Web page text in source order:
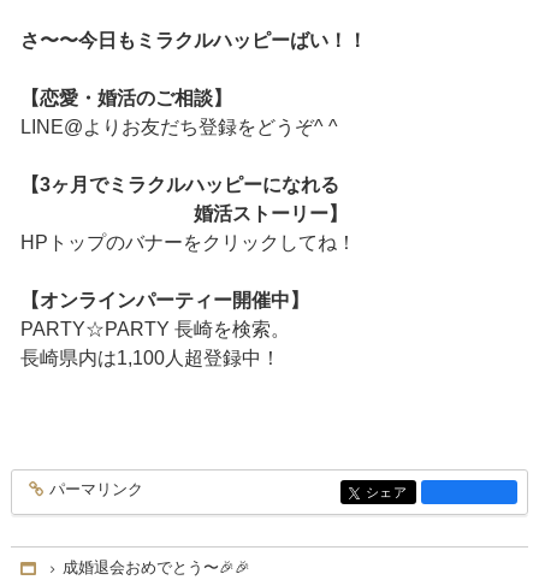
さ〜〜今日もミラクルハッピーばい！！
【恋愛・婚活のご相談】
LINE@よりお友だち登録をどうぞ^ ^
【3ヶ月でミラクルハッピーになれる
婚活ストーリー】
HPトップのバナーをクリックしてね！
【オンラインパーティー開催中】
PARTY☆PARTY 長崎を検索。
長崎県内は1,100人超登録中！
entry1978
パーマリンク entry1978
シェア
Home
成婚退会おめでとう〜🎉🎉